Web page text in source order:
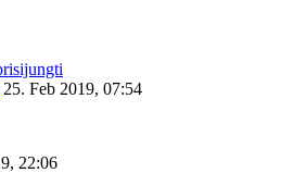
25. Feb 2019, 07:54
22:06